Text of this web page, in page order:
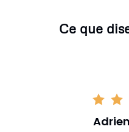
Ce que